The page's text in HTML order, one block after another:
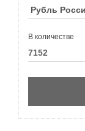
В количестве